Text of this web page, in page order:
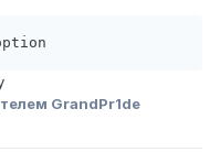
GrandPr1de